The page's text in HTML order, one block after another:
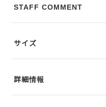
はやや硬さを感じる場合があ
--------------------------------
STAFF COMMENT
サイズ
詳細情報